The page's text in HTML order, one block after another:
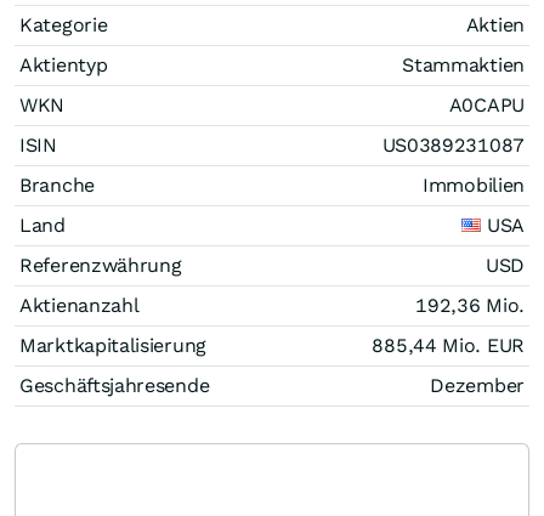
Kategorie
Aktien
Aktientyp
Stammaktien
WKN
A0CAPU
ISIN
US0389231087
Branche
Immobilien
Land
USA
Referenzwährung
USD
Aktienanzahl
192,36 Mio.
Marktkapitalisierung
885,44 Mio. EUR
Geschäftsjahresende
Dezember